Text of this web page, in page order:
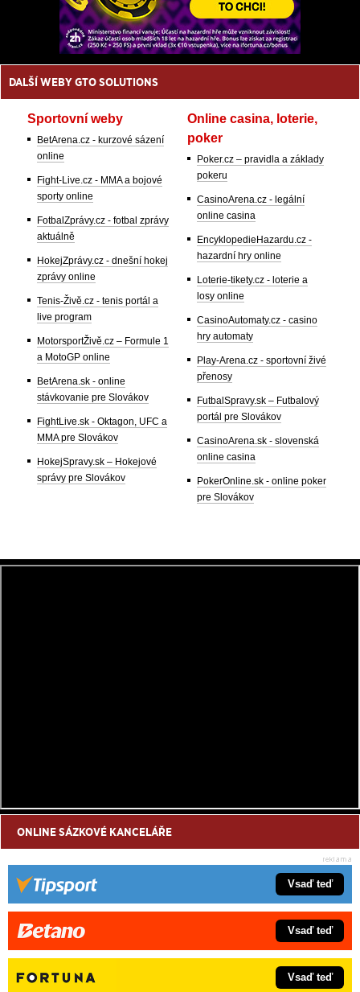
DALŠÍ WEBY GTO SOLUTIONS
Sportovní weby
BetArena.cz - kurzové sázení
online
Fight-Live.cz - MMA a bojové
sporty online
FotbalZprávy.cz - fotbal zprávy
aktuálně
HokejZprávy.cz - dnešní hokej
zprávy online
Tenis-Živě.cz - tenis portál a
live program
MotorsportŽivě.cz – Formule 1
a MotoGP online
BetArena.sk - online
stávkovanie pre Slovákov
FightLive.sk - Oktagon, UFC a
MMA pre Slovákov
HokejSpravy.sk – Hokejové
správy pre Slovákov
Online casina, loterie,
poker
Poker.cz – pravidla a základy
pokeru
CasinoArena.cz - legální
online casina
EncyklopedieHazardu.cz -
hazardní hry online
Loterie-tikety.cz - loterie a
losy online
CasinoAutomaty.cz - casino
hry automaty
Play-Arena.cz - sportovní živé
přenosy
FutbalSpravy.sk – Futbalový
portál pre Slovákov
CasinoArena.sk - slovenská
online casina
PokerOnline.sk - online poker
pre Slovákov
ONLINE SÁZKOVÉ KANCELÁŘE
Vsaď teď
Vsaď teď
Vsaď teď